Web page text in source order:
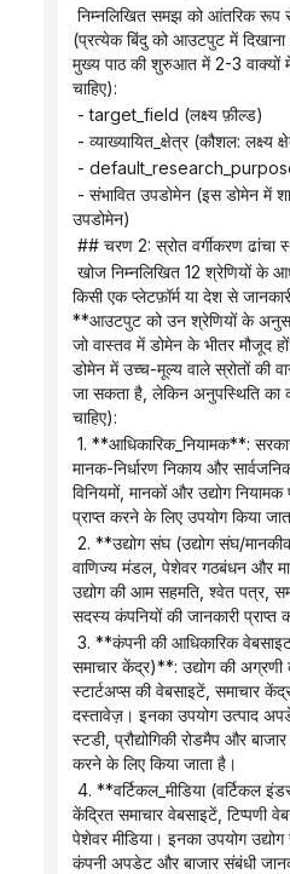
(प्रत्येक बिंदु को आउटपुट में
मुख्य पाठ की शुरुआत में 2-3 वाक्यों
चाहिए):
- target_field (लक्ष्य फ़ील्ड)
- व्याख्यायित_क्षेत्र (कौशल: लक्ष्य
- default_research_purpose
उपडोमेन)
## चरण 2: स्रोत वर्गीकरण ढांचा
किसी एक प्लेटफ़ॉर्म या देश से
**आउटपुट को उन श्रेणियों के
जो वास्तव में डोमेन के भीतर मौजूद
डोमेन में उच्च-मूल्य वाले स्रोतों की
जा सकता है, लेकिन अनुपस्थिति का
चाहिए):
मानक-निर्धारण निकाय और
विनियमों, मानकों और उद्योग नियामक
प्राप्त करने के लिए उपयोग किया
वाणिज्य मंडल, पेशेवर गठबंधन और
उद्योग की आम सहमति, श्वेत पत्र,
सदस्य कंपनियों की जानकारी प्राप्त
समाचार केंद्र)**: उद्योग की अग्रणी
स्टार्टअप्स की वेबसाइटें, समाचार
दस्तावेज़। इनका उपयोग उत्पाद
स्टडी, प्रौद्योगिकी रोडमैप और बाजार
करने के लिए किया जाता है।
केंद्रित समाचार वेबसाइटें, टिप्पणी
पेशेवर मीडिया। इनका उपयोग
कंपनी अपडेट और बाजार संबंधी